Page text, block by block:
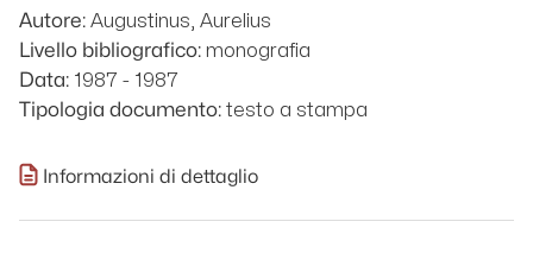
Autore: Augustinus, Aurelius
Livello bibliografico: monografia
Data: 1987 - 1987
Tipologia documento: testo a stampa
Informazioni di dettaglio